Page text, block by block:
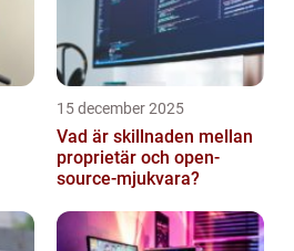
15 december 2025
Vad är skillnaden mellan
proprietär och open-
source-mjukvara?